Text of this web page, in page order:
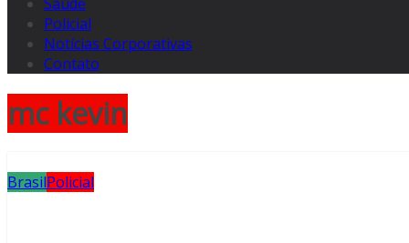
Saúde
Policial
Notícias Corporativas
Contato
mc kevin
BrasilPolicial